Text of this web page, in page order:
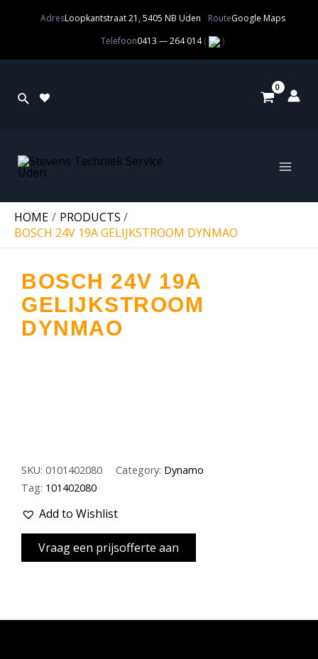
AdresLoopkantstraat 21, 5405 NB Uden RouteGoogle Maps
Telefoon0413 — 264 014( )
HOME
PRODUCTS
BOSCH 24V 19A GELIJKSTROOM DYNMAO
BOSCH 24V 19A
GELIJKSTROOM
DYNMAO
SKU: 0101402080 Category: Dynamo
Tag: 101402080
Add to Wishlist